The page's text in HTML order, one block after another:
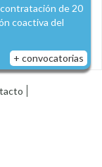
de 20
coactiva del
+ convocatorias